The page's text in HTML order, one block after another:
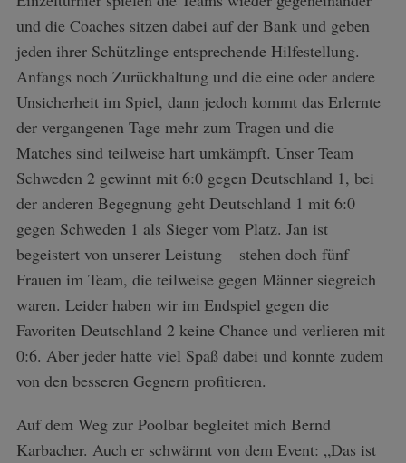
und die Coaches sitzen dabei auf der Bank und geben
jeden ihrer Schützlinge entsprechende Hilfestellung.
Anfangs noch Zurückhaltung und die eine oder andere
Unsicherheit im Spiel, dann jedoch kommt das Erlernte
der vergangenen Tage mehr zum Tragen und die
Matches sind teilweise hart umkämpft. Unser Team
Schweden 2 gewinnt mit 6:0 gegen Deutschland 1, bei
der anderen Begegnung geht Deutschland 1 mit 6:0
gegen Schweden 1 als Sieger vom Platz. Jan ist
begeistert von unserer Leistung – stehen doch fünf
Frauen im Team, die teilweise gegen Männer siegreich
waren. Leider haben wir im Endspiel gegen die
Favoriten Deutschland 2 keine Chance und verlieren mit
0:6. Aber jeder hatte viel Spaß dabei und konnte zudem
von den besseren Gegnern profitieren.
Auf dem Weg zur Poolbar begleitet mich Bernd
Karbacher. Auch er schwärmt von dem Event: „Das ist